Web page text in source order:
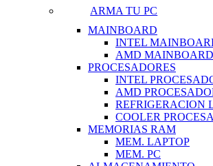
ARMA TU PC
MAINBOARD
INTEL
AMD MAINBOARD
PROCESADORES
INTEL
AMD
REFRIGERACION
COOLER
MEMORIAS RAM
MEM. LAPTOP
MEM. PC